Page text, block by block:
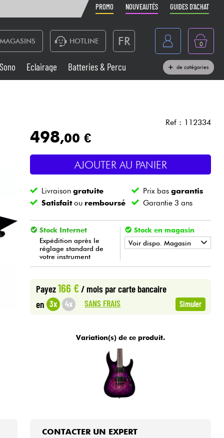
PROMO NOUVEAUTÉS GUIDES D'ACHAT
HOTLINE FR
Belgique
België
Nederland
0
Sono
Vents
Câbles & Access.
Sono Eclairage Batteries & Percu de catégories
Ref : 112334
498,00 €
AJOUTER AU PANIER
Livraisongratuite Prix bas garantis
Satisfaitou remboursé Garantie 3 ans
Stock Internet
Expédition après le
réglage standard de
votre instrument
Stock en magasin
Voir dispo. Magasin
• METAL GUITAR BY
• Star BRUXELLES
• Star'SMusic
Payez166 €/ mois par carte bancaire
en 3x 4x SANS FRAIS Simuler
Variation(s) de ce produit.
CONTACTER UN EXPERT